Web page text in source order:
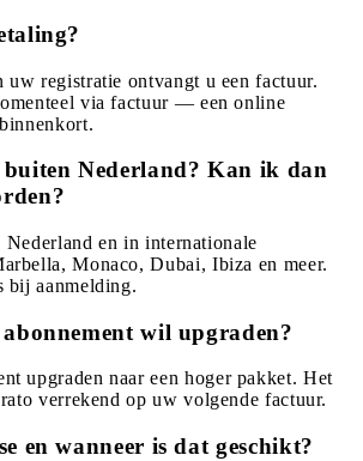
uw registratie ontvangt u een factuur.
via factuur — een online
Nederland? Kan ik dan
en in internationale
Monaco, Dubai, Ibiza en meer.
bij aanmelding.
wil upgraden?
upgraden naar een hoger pakket. Het
verrekend op uw volgende factuur.
en wanneer is dat geschikt?